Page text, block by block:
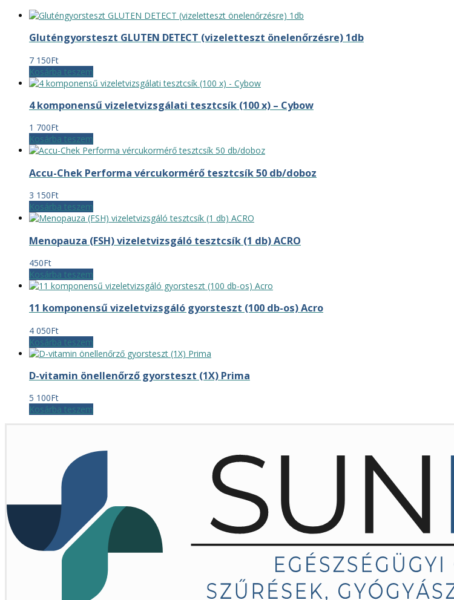
Gluténgyorsteszt GLUTEN DETECT (vizeletteszt önelenőrzésre) 1db
7 150Ft
Kosárba teszem
4 komponensű vizeletvizsgálati tesztcsík (100 x) – Cybow
1 700Ft
Kosárba teszem
Accu-Chek Performa vércukormérő tesztcsík 50 db/doboz
3 150Ft
Kosárba teszem
Menopauza (FSH) vizeletvizsgáló tesztcsík (1 db) ACRO
450Ft
Kosárba teszem
11 komponensű vizeletvizsgáló gyorsteszt (100 db-os) Acro
4 050Ft
Kosárba teszem
D-vitamin önellenőrző gyorsteszt (1X) Prima
5 100Ft
Kosárba teszem